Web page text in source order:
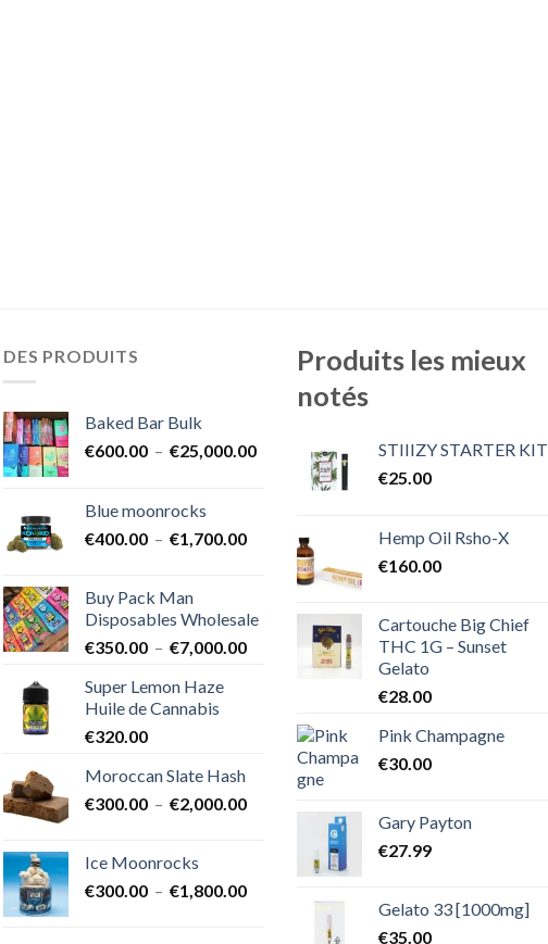
DES PRODUITS
Baked Bar Bulk
€600.00 – €25,000.00Plage
€25,000.00
Blue moonrocks
€400.00 – €1,700.00Plage
à
€1,700.00
Buy Pack Man
Disposables Wholesale
€350.00 – €7,000.00Plage
€7,000.00
Super Lemon Haze
Huile de Cannabis
€320.00
Moroccan Slate Hash
€300.00 – €2,000.00Plage
à
Ice Moonrocks
€300.00 – €1,800.00Plage
Produits les mieux
notés
STIIIZY STARTER KIT
€25.00
Hemp Oil Rsho-X
€160.00
Cartouche Big Chief
THC 1G – Sunset
Gelato
€28.00
Pink Champagne
€30.00
Gary Payton
€27.99
Gelato 33 [1000mg]
€35.00